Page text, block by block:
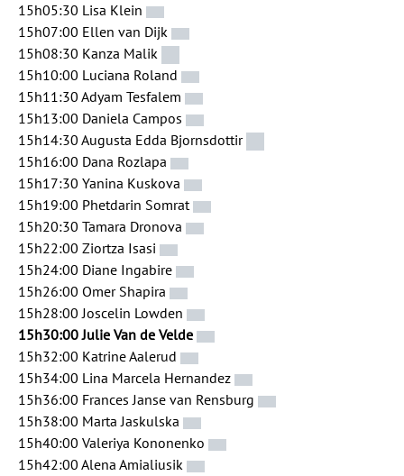
15h05:30 Lisa Klein
15h07:00 Ellen van Dijk
15h08:30 Kanza Malik
15h10:00 Luciana Roland
15h11:30 Adyam Tesfalem
15h13:00 Daniela Campos
15h14:30 Augusta Edda Bjornsdottir
15h16:00 Dana Rozlapa
15h17:30 Yanina Kuskova
15h19:00 Phetdarin Somrat
15h20:30 Tamara Dronova
15h22:00 Ziortza Isasi
15h24:00 Diane Ingabire
15h26:00 Omer Shapira
15h28:00 Joscelin Lowden
15h30:00 Julie Van de Velde
15h32:00 Katrine Aalerud
15h34:00 Lina Marcela Hernandez
15h36:00 Frances Janse van Rensburg
15h38:00 Marta Jaskulska
15h40:00 Valeriya Kononenko
15h42:00 Alena Amialiusik